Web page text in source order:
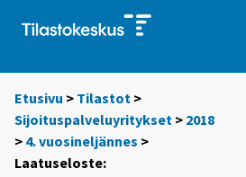
Etusivu > Tilastot >
Sijoituspalveluyritykset > 2018
> 4. vuosineljännes >
Laatuseloste: